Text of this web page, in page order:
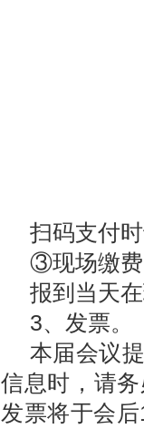
扫码支付
③现场缴
报到当天
3、发票。
本届会议
信息时，请
发票将于会后